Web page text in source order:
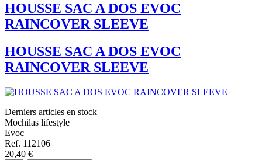
HOUSSE SAC A DOS EVOC
RAINCOVER SLEEVE
HOUSSE SAC A DOS EVOC
RAINCOVER SLEEVE
Derniers articles en stock
Mochilas lifestyle
Evoc
Ref. 112106
20,40 €